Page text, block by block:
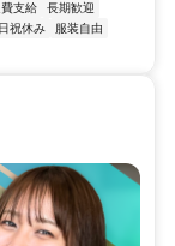
支給
長期歓迎
祝休み
服装自由